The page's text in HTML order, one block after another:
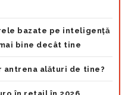
bazate pe inteligență
bine decât tine
antrena alături de tine?